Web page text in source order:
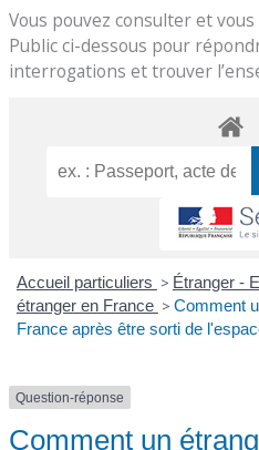
Vous pouvez consulter et
Public ci-dessous pour
interrogations et trouver
Accueil particuliers > Étranger -
étranger en France > Comment
France après être sorti de
Question-réponse
Comment un